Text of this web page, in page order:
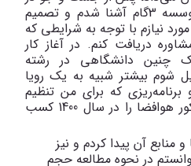
اینترنت از طریق سایت با موسسه 3گام آشنا شدم و تصمیم
نیازم با توجه به شرایطی که
متخصصین 3گام مشاوره دریافت کنم. در آغاز کار
چنین دانشگاهی در رشته
شوم بیشتر شبیه به یک رویا
برنامه‌ریزی که برای من تنظیم
شده بود توانستم رتبه 46 کنکور هوافضا را در سال 1400 کسب
منابع آن پیدا کردم و نیز
در نحوه مطالعه حجم